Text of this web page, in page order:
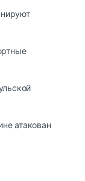
атакован